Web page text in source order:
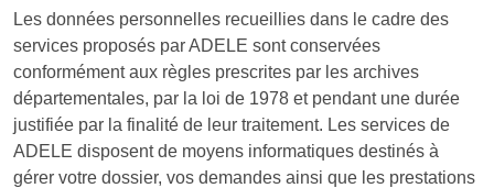
Les données personnelles recueillies dans le cadre des
services proposés par ADELE sont conservées
conformément aux règles prescrites par les archives
départementales, par la loi de 1978 et pendant une durée
justifiée par la finalité de leur traitement. Les services de
ADELE disposent de moyens informatiques destinés à
gérer votre dossier, vos demandes ainsi que les prestations